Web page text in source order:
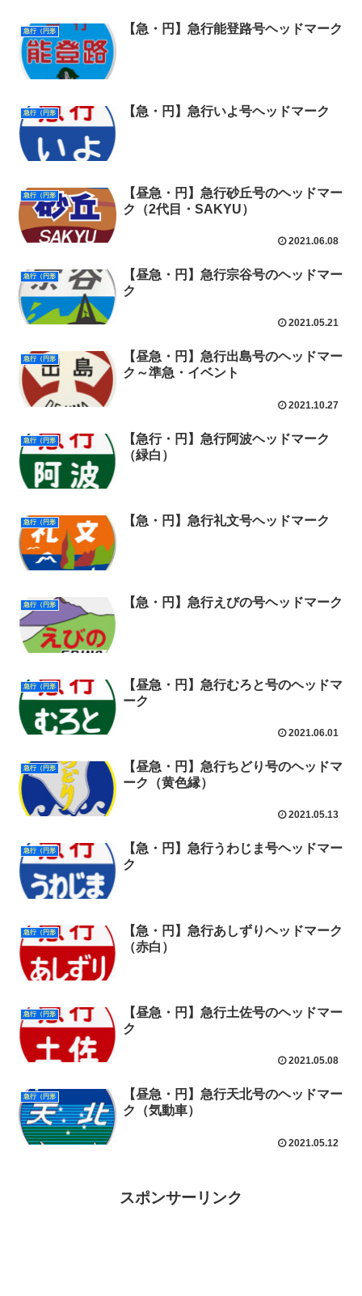
急行（円形 【急・円】急行能登路号ヘッドマーク
急行（円形 【急・円】急行いよ号ヘッドマーク
急行（円形
【昼急・円】急行砂丘号のヘッドマー
ク（2代目・SAKYU）
2021.06.08
急行（円形
【昼急・円】急行宗谷号のヘッドマー
ク
2021.05.21
急行（円形
【昼急・円】急行出島号のヘッドマー
ク～準急・イベント
2021.10.27
急行（円形
【急行・円】急行阿波ヘッドマーク
（緑白）
急行（円形 【急・円】急行礼文号ヘッドマーク
急行（円形 【急・円】急行えびの号ヘッドマーク
急行（円形
【昼急・円】急行むろと号のヘッドマ
ーク
2021.06.01
急行（円形
【昼急・円】急行ちどり号のヘッドマ
ーク（黄色縁）
2021.05.13
急行（円形
【急・円】急行うわじま号ヘッドマー
ク
急行（円形
【急・円】急行あしずりヘッドマーク
（赤白）
急行（円形
【昼急・円】急行土佐号のヘッドマー
ク
2021.05.08
急行（円形
【昼急・円】急行天北号のヘッドマー
ク（気動車）
2021.05.12
スポンサーリンク